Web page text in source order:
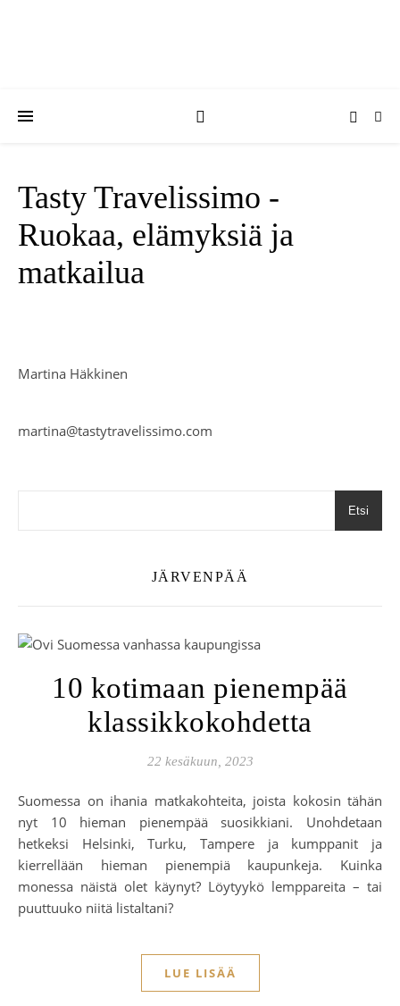
Tasty Travelissimo -
Ruokaa, elämyksiä ja
matkailua
Martina Häkkinen
martina@tastytravelissimo.com
Etsi
JÄRVENPÄÄ
10 kotimaan pienempää
klassikkokohdetta
22 kesäkuun, 2023
Suomessa on ihania matkakohteita, joista kokosin tähän
nyt 10 hieman pienempää suosikkiani. Unohdetaan
hetkeksi Helsinki, Turku, Tampere ja kumppanit ja
kierrellään hieman pienempiä kaupunkeja. Kuinka
monessa näistä olet käynyt? Löytyykö lemppareita – tai
puuttuuko niitä listaltani?
LUE LISÄÄ